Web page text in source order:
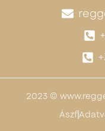
2023 ©
Ászf